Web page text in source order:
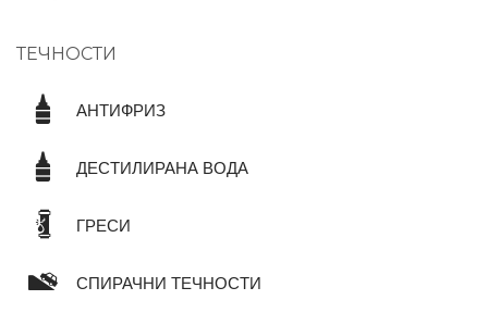
ТЕЧНОСТИ
АНТИФРИЗ
ДЕСТИЛИРАНА ВОДА
ГРЕСИ
СПИРАЧНИ ТЕЧНОСТИ